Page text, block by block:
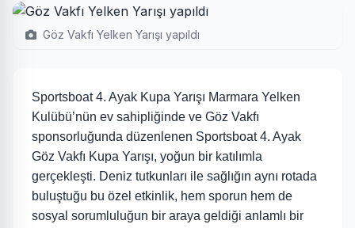
Göz Vakfı Yelken Yarışı yapıldı
Sportsboat 4. Ayak Kupa Yarışı Marmara Yelken
Kulübü’nün ev sahipliğinde ve Göz Vakfı
sponsorluğunda düzenlenen Sportsboat 4. Ayak
Göz Vakfı Kupa Yarışı, yoğun bir katılımla
gerçekleşti. Deniz tutkunları ile sağlığın aynı rotada
buluştuğu bu özel etkinlik, hem sporun hem de
sosyal sorumluluğun bir araya geldiği anlamlı bir